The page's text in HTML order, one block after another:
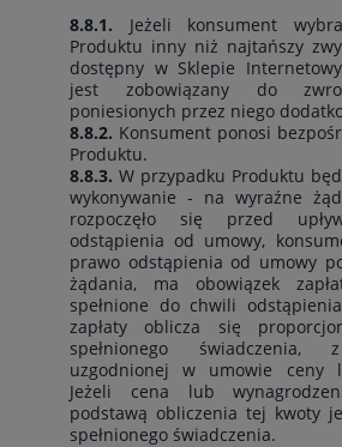
8.8.1. Jeżeli konsument
Produktu inny niż najtańszy
dostępny w Sklepie
jest zobowiązany do
poniesionych przez niego
8.8.2. Konsument ponosi
Produktu.
8.8.3. W przypadku Produktu
wykonywanie - na wyraźne
rozpoczęło się przed
odstąpienia od umowy,
prawo odstąpienia od umowy
żądania, ma obowiązek
spełnione do chwili
zapłaty oblicza się
spełnionego świadczenia,
uzgodnionej w umowie ceny
Jeżeli cena lub
podstawą obliczenia tej kwoty
spełnionego świadczenia.